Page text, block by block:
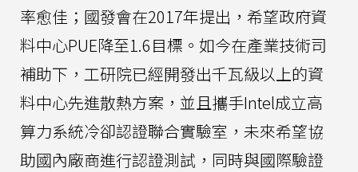
率愈佳；國發會在2017年提出，希望政府資
料中心PUE降至1.6目標。如今在產業技術司
補助下，工研院已經開發出千瓦級以上的資
料中心先進散熱方案，並且攜手Intel成立高
算力系統冷卻認證聯合實驗室，未來希望協
助國內廠商進行認證測試，同時與國際驗證